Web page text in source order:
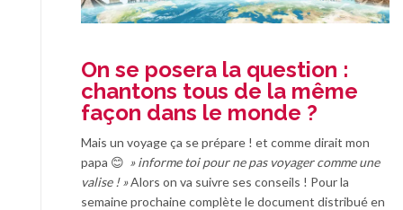
On se posera la question :
chantons tous de la même
façon dans le monde ?
Mais un voyage ça se prépare ! et comme dirait mon
papa 😊 » informe toi pour ne pas voyager comme une
valise ! »Alors on va suivre ses conseils ! Pour la
semaine prochaine complète le document distribué en